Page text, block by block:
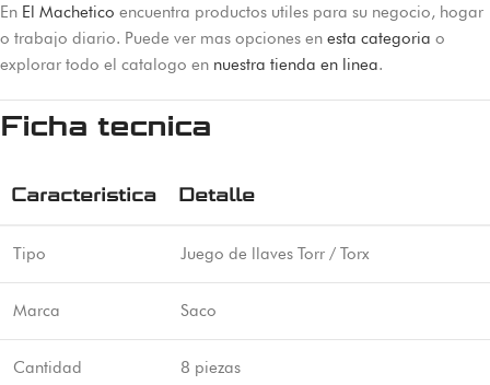
En El Machetico encuentra productos utiles para su negocio, hogar
o trabajo diario. Puede ver mas opciones en esta categoria o
explorar todo el catalogo en nuestra tienda en linea.
Ficha tecnica
Caracteristica Detalle
Tipo Juego de llaves Torr / Torx
Marca Saco
Cantidad 8 piezas